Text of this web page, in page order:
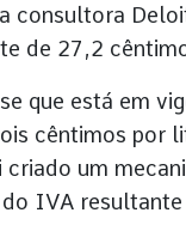
consultora
de 27,2
que está em
cêntimos por
criado um
IVA